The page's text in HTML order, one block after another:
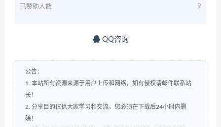
已赞助人数 9
QQ咨询
公告：
1. 本站所有资源来源于用户上传和网络，如有侵权请邮件联系站
长！
2. 分享目的仅供大家学习和交流，您必须在下载后24小时内删
除！